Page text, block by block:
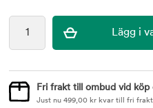
Fri frakt till ombud vid köp
Just nu 499,00 kr kvar till fri